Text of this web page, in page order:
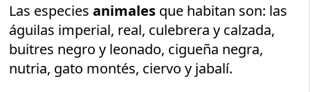
Las especiesanimales que habitan son: las
águilas imperial, real, culebrera y calzada,
buitres negro y leonado, cigueña negra,
nutria, gato montés, ciervo y jabalí.